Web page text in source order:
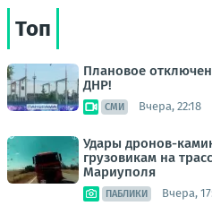
Топ
Плановое
ДНР!
СМИ Вчера, 22:18
Удары дронов-
грузовикам на
Мариуполя
ПАБЛИКИ Вчера,